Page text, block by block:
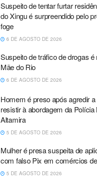
Suspeito de tentar furtar
do Xingu é surpreendido pelo
foge
6 DE AGOSTO DE 2026
Suspeito de tráfico de drogas é
Mãe do Rio
6 DE AGOSTO DE 2026
Homem é preso após agredir
resistir à abordagem da Polícia
Altamira
5 DE AGOSTO DE 2026
Mulher é presa suspeita de
com falso Pix em comércios
5 DE AGOSTO DE 2026